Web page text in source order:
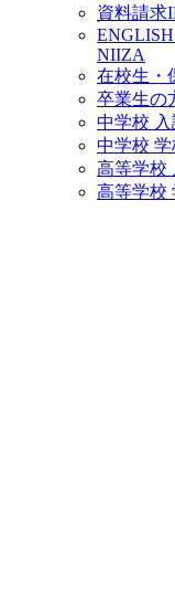
資料請求
NIIZA
在校生・
卒業生の
中学校 入
中学校
高等学校
高等学校